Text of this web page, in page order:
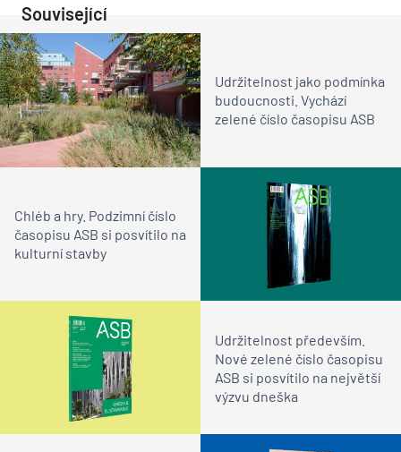
Související
Udržitelnost jako podmínka
budoucnosti. Vychází
zelené číslo časopisu ASB
Chléb a hry. Podzimní číslo
časopisu ASB si posvítilo na
kulturní stavby
Udržitelnost především.
Nové zelené číslo časopisu
ASB si posvítilo na největší
výzvu dneška